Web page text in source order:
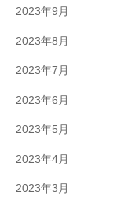
2023年9月
2023年8月
2023年7月
2023年6月
2023年5月
2023年4月
2023年3月